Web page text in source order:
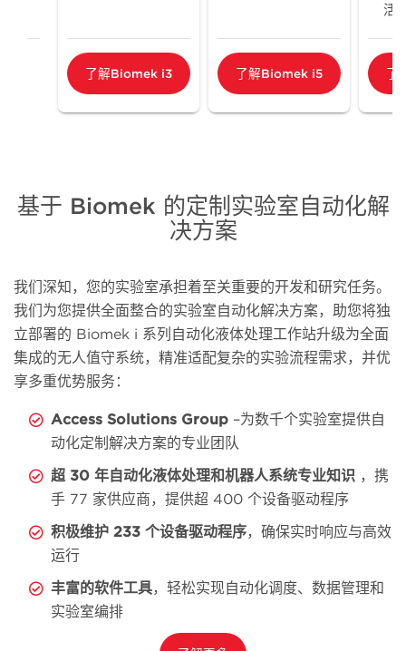
了解Biomek i3 了解Biomek i5
活
了
基于 Biomek 的定制实验室自动化解
决方案
我们深知，您的实验室承担着至关重要的开发和研究任务。
我们为您提供全面整合的实验室自动化解决方案，助您将独
立部署的 Biomek i 系列自动化液体处理工作站升级为全面
集成的无人值守系统，精准适配复杂的实验流程需求，并优
享多重优势服务：
Access Solutions Group –为数千个实验室提供自
动化定制解决方案的专业团队
超 30 年自动化液体处理和机器人系统专业知识 ，携
手 77 家供应商，提供超 400 个设备驱动程序
积极维护 233 个设备驱动程序，确保实时响应与高效
运行
丰富的软件工具，轻松实现自动化调度、数据管理和
实验室编排